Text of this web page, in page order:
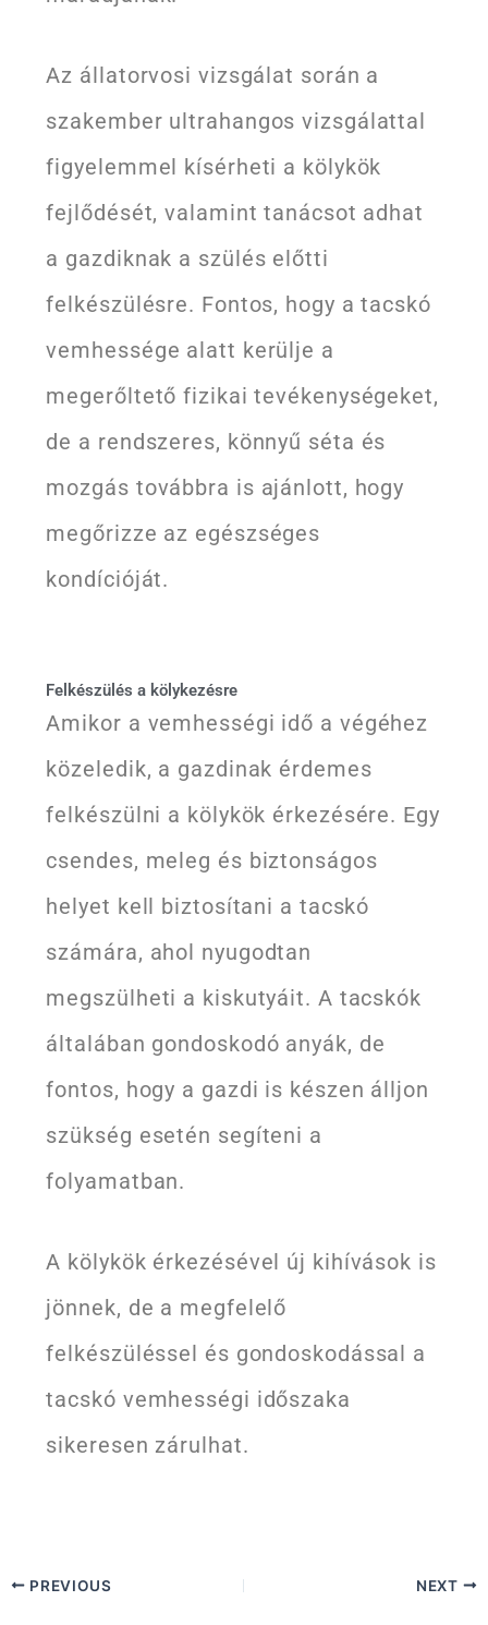
Az állatorvosi vizsgálat során a
szakember ultrahangos vizsgálattal
figyelemmel kísérheti a kölykök
fejlődését, valamint tanácsot adhat
a gazdiknak a szülés előtti
felkészülésre. Fontos, hogy a tacskó
vemhessége alatt kerülje a
megerőltető fizikai tevékenységeket,
de a rendszeres, könnyű séta és
mozgás továbbra is ajánlott, hogy
megőrizze az egészséges
kondícióját.
Felkészülés a kölykezésre
Amikor a vemhességi idő a végéhez
közeledik, a gazdinak érdemes
felkészülni a kölykök érkezésére. Egy
csendes, meleg és biztonságos
helyet kell biztosítani a tacskó
számára, ahol nyugodtan
megszülheti a kiskutyáit. A tacskók
általában gondoskodó anyák, de
fontos, hogy a gazdi is készen álljon
szükség esetén segíteni a
folyamatban.
A kölykök érkezésével új kihívások is
jönnek, de a megfelelő
felkészüléssel és gondoskodással a
tacskó vemhességi időszaka
sikeresen zárulhat.
PREVIOUS NEXT